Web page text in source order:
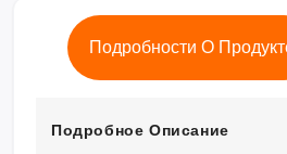
Подробности О
Подробное Описание